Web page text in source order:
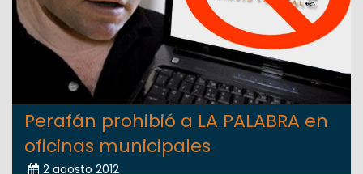
Perafán prohibió a LA PALABRA en
oficinas municipales
2 agosto 2012